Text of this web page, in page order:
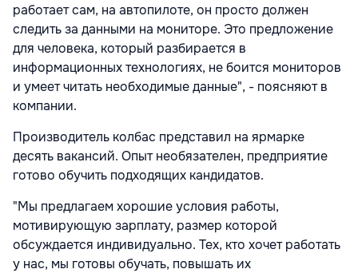
работает сам, на автопилоте, он просто должен
следить за данными на мониторе. Это предложение
для человека, который разбирается в
информационных технологиях, не боится мониторов
и умеет читать необходимые данные", - поясняют в
компании.
Производитель колбас представил на ярмарке
десять вакансий. Опыт необязателен, предприятие
готово обучить подходящих кандидатов.
"Мы предлагаем хорошие условия работы,
мотивирующую зарплату, размер которой
обсуждается индивидуально. Тех, кто хочет работать
у нас, мы готовы обучать, повышать их